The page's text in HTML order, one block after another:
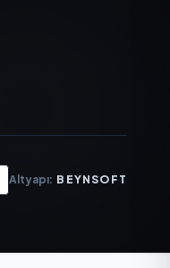
Altyapı: BEYNSOFT